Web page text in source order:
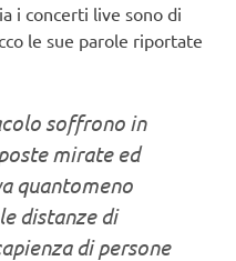
i concerti live sono di
le sue parole riportate
soffrono in
mirate ed
quantomeno
distanze di
di persone